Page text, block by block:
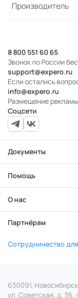
Производитель
8 800 551 60 65
Звонок по России
support@expero.ru
Если остались
info@expero.ru
Размещение рекламы
Соцсети
Документы
Помощь
О нас
Партнёрам
Сотрудничество
630091,
ул. Советская, д.